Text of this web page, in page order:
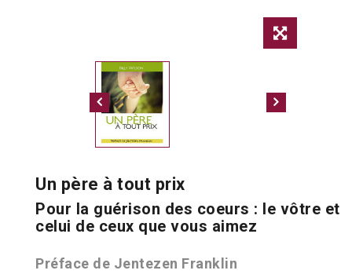
Un père à tout prix
Pour la guérison des coeurs : le vôtre et
celui de ceux que vous aimez
Préface de Jentezen Franklin